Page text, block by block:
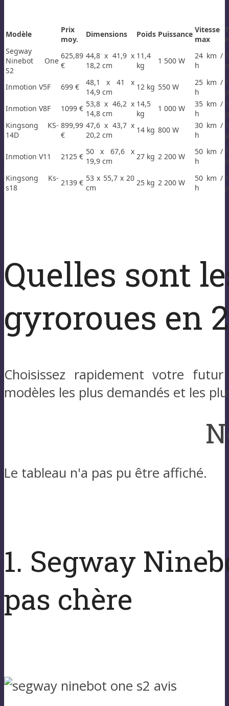
Modèle
Prix
moy.
Dimensions Poids Puissance Vitesse
max
Segway
Ninebot One
S2
625,89
€
44,8 x 41,9 x
18,2 cm
11,4
kg
1 500 W
24 km /
h
Inmotion V5F 699 €
48,1 x 41 x
14,9 cm
12 kg 550 W
25 km /
h
Inmotion V8F
1099 € 53,8 x 46,2 x
14,8 cm
14,5
kg
1 000 W
35 km /
h
Kingsong KS-
14D
899,99
€
47,6 x 43,7 x
20,2 cm
14 kg 800 W
30 km /
h
Inmotion V11 2125 €
50 x 67,6 x
19,9 cm
27 kg 2 200 W
50 km /
h
Kingsong Ks-
s18
2139 € 53 x 55,7 x 20
cm
25 kg 2 200 W
50 km /
h
Quelles sont
gyroroues en
Choisissez rapidement votre
modèles les plus demandés et les
Le tableau n'a pas pu être affiché.
1. Segway
pas chère